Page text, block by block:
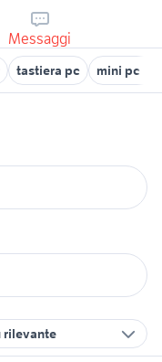
Messaggi
tastiera pc mini pc
rilevante